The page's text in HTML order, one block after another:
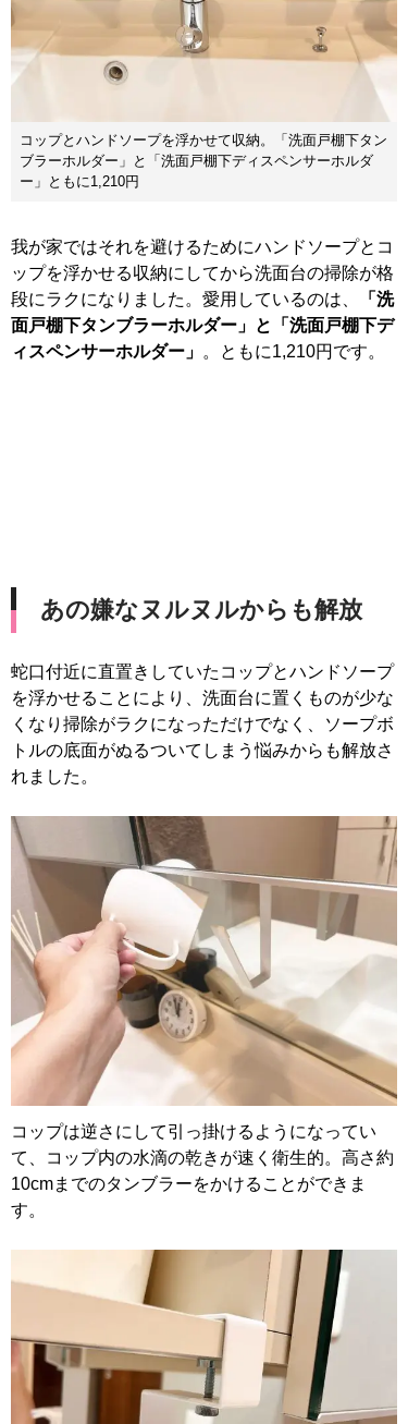
コップとハンドソープを浮かせて収納。「洗面戸棚下タン
ブラーホルダー」と「洗面戸棚下ディスペンサーホルダ
ー」ともに1,210円
我が家ではそれを避けるためにハンドソープとコ
ップを浮かせる収納にしてから洗面台の掃除が格
段にラクになりました。愛用しているのは、
「洗
面戸棚下タンブラーホルダー」と「洗面戸棚下デ
ィスペンサーホルダー」 。ともに1,210円です。
あの嫌なヌルヌルからも解放
蛇口付近に直置きしていたコップとハンドソープ
を浮かせることにより、洗面台に置くものが少な
くなり掃除がラクになっただけでなく、ソープボ
トルの底面がぬるついてしまう悩みからも解放さ
れました。
コップは逆さにして引っ掛けるようになってい
て、コップ内の水滴の乾きが速く衛生的。高さ約
10cmまでのタンブラーをかけることができま
す。